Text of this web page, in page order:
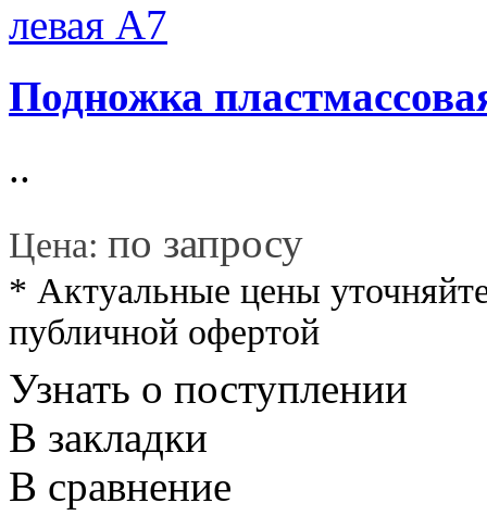
Подножка
..
Цена: по запросу
* Актуальные цены
публичной офертой
Узнать о поступлении
В закладки
В сравнение